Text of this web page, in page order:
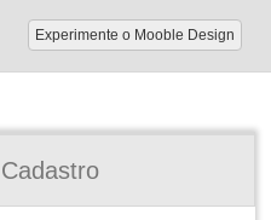
Experimente o Mooble Design
Cadastro